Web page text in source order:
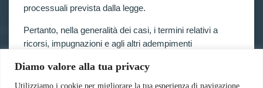
Diamo valore alla tua privacy
Utilizziamo i cookie per migliorare la tua esperienza di navigazione,
processuali prevista dalla legge.
Pertanto, nella generalità dei casi, i termini relativi a
ricorsi, impugnazioni e agli altri adempimenti
sospesi.
SERVIZI
Forze armate e polizia
Concorsi pubblici
Pubblico impiego